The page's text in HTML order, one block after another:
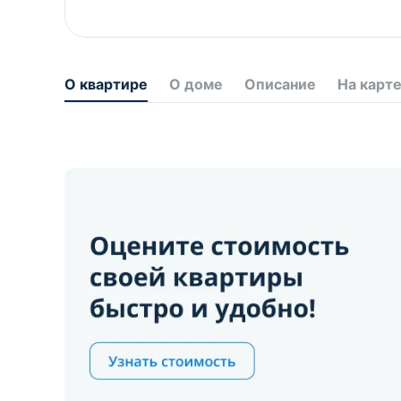
О квартире О доме Описание На карте